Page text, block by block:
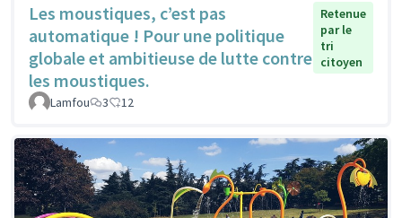
Les moustiques, c’est pas
automatique ! Pour une politique
globale et ambitieuse de lutte contre
les moustiques.
Retenue
par le
tri
citoyen
Lamfou 3 12